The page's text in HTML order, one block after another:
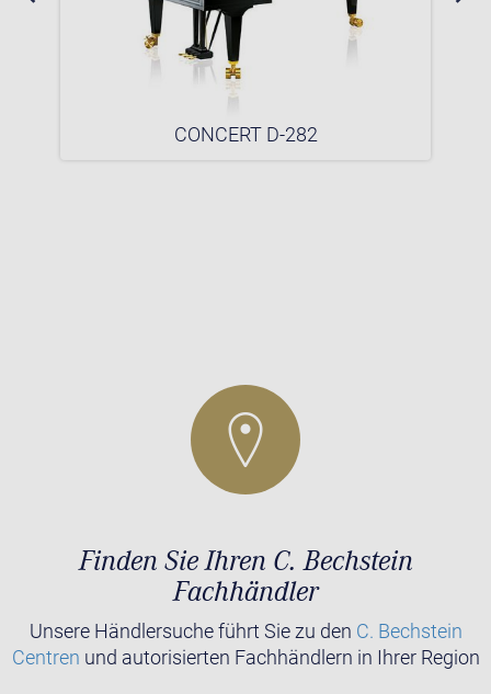
CONCERT D-282
Finden Sie Ihren C. Bechstein
Fachhändler
Unsere Händlersuche führt Sie zu den C. Bechstein
Centren und autorisierten Fachhändlern in Ihrer Region